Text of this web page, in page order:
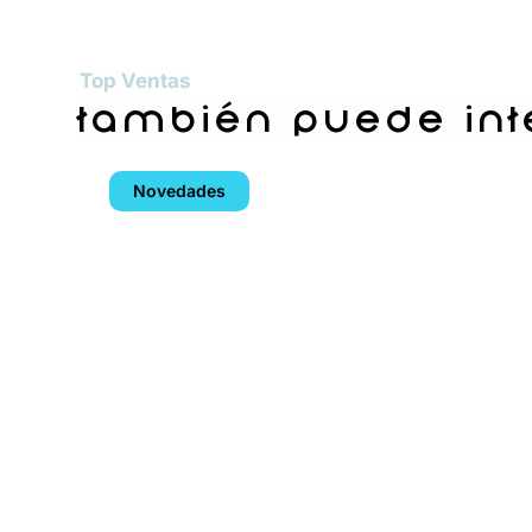
Top Ventas
también puede
Novedades